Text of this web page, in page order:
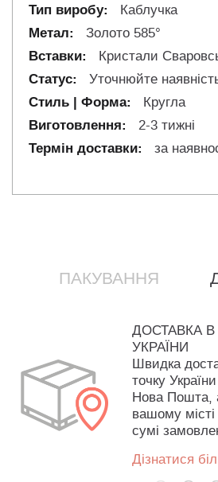
Каблучка
Золото 585°
Кристали
Уточнюйте
Кругла
2-3 тижні
за
ПАКУВАННЯ
ДОСТАВКА
УКРАЇНИ
Швидка
точку
Нова Пошта,
вашому
сумі
Дізнатися